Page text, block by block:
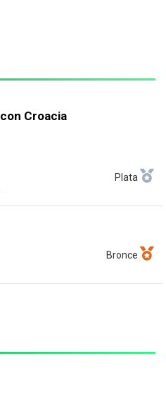
con Croacia
Plata
Bronce